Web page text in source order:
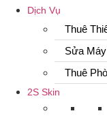
Dịch Vụ
Thuê
Sửa
Thuê
2S Skin